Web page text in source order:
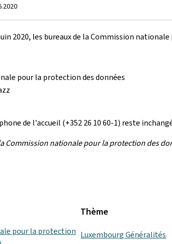
2020, les bureaux de la Commission
pour la protection des données
de l'accueil (+352 26 10 60-1) reste
Commission nationale pour la protection des
pour la protection
Thème
Luxembourg Généralités